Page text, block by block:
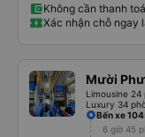
.và 1 trạm. Dùng cho
liệu và cho mn đi wc
sạch sẽ. Hk có mùi khó chiệu
phát triển mạnh hơn🥰
Không cần thanh
Xác nhận chỗ ngay
Mười
Limousine 24
Luxury 34
Bến xe
6 giờ 45